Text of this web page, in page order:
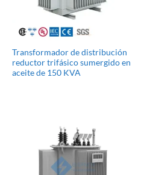
Transformador de distribución
reductor trifásico sumergido en
aceite de 150 KVA